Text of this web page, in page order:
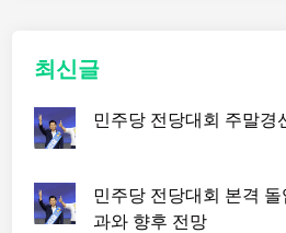
최신글
민주당 전당대회 주말경
민주당 전당대회 본격
과와 향후 전망